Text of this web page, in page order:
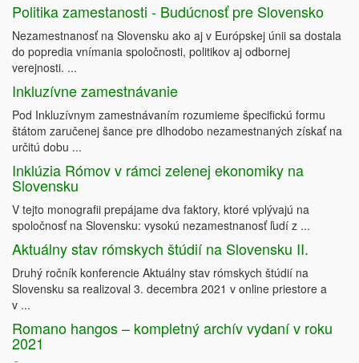
Politika zamestanosti - Budúcnosť pre Slovensko
Nezamestnanosť na Slovensku ako aj v Európskej únii sa dostala
do popredia vnímania spoločnosti, politikov aj odbornej
verejnosti. ...
Inkluzívne zamestnávanie
Pod Inkluzívnym zamestnávaním rozumieme špecifickú formu
štátom zaručenej šance pre dlhodobo nezamestnaných získať na
určitú dobu ...
Inklúzia Rómov v rámci zelenej ekonomiky na
Slovensku
V tejto monografii prepájame dva faktory, ktoré vplývajú na
spoločnosť na Slovensku: vysokú nezamestnanosť ľudí z ...
Aktuálny stav rómskych štúdií na Slovensku II.
Druhý ročník konferencie Aktuálny stav rómskych štúdií na
Slovensku sa realizoval 3. decembra 2021 v online priestore a
v ...
Romano hangos – kompletný archív vydaní v roku
2021